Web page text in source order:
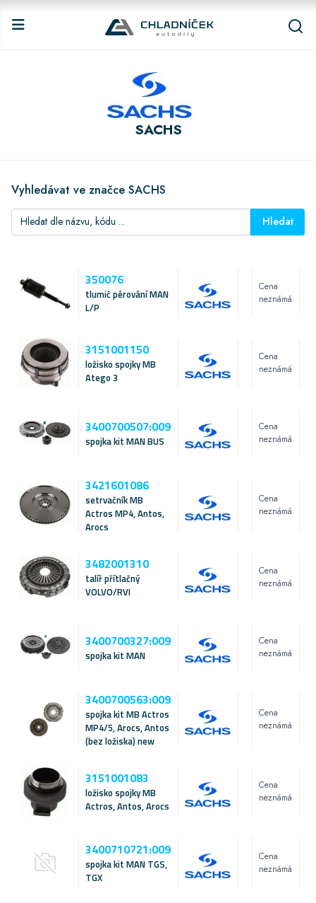
SACHS
Vyhledávat ve značce SACHS
Hledat
350076
tlumič pérování MAN
L/P
Cena
neznámá
3151001150
ložisko spojky MB
Atego 3
Cena
neznámá
3400700507:009
spojka kit MAN BUS
Cena
neznámá
3421601086
setrvačník MB
Actros MP4, Antos,
Arocs
Cena
neznámá
3482001310
talíř přítlačný
VOLVO/RVI
Cena
neznámá
3400700327:009
spojka kit MAN
Cena
neznámá
3400700563:009
spojka kit MB Actros
MP4/5, Arocs, Antos
(bez ložiska) new
Cena
neznámá
3151001083
ložisko spojky MB
Actros, Antos, Arocs
Cena
neznámá
3400710721:009
spojka kit MAN TGS,
TGX
Cena
neznámá